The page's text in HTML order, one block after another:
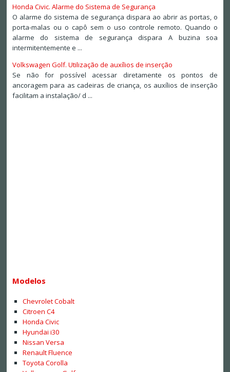
Honda Civic. Alarme do Sistema de Segurança
O alarme do sistema de segurança dispara ao abrir as portas, o
porta-malas ou o capô sem o uso controle remoto. Quando o
alarme do sistema de segurança dispara A buzina soa
intermitentemente e ...
Volkswagen Golf. Utilização de auxílios de inserção
Se não for possível acessar diretamente os pontos de
ancoragem para as cadeiras de criança, os auxílios de inserção
facilitam a instalação/ d ...
Modelos
Chevrolet Cobalt
Citroen C4
Honda Civic
Hyundai i30
Nissan Versa
Renault Fluence
Toyota Corolla